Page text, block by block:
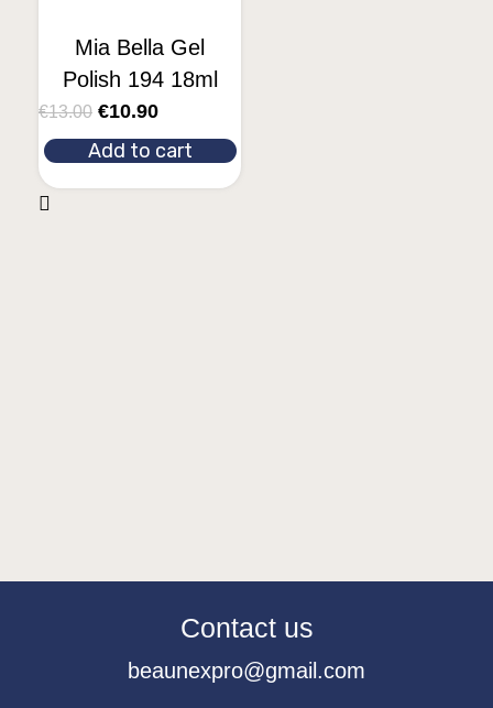
Mia Bella Gel
Polish 194 18ml
€13.00 €10.90
Add to cart
Contact us
beaunexpro@gmail.com